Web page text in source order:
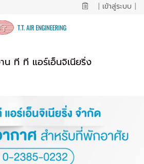
| เข้าสู่ระบบ |
น ที ที แอร์เอ็นจิเนียริ่ง